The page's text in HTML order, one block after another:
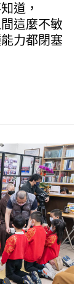
道，
這麼不敏
力都閉塞